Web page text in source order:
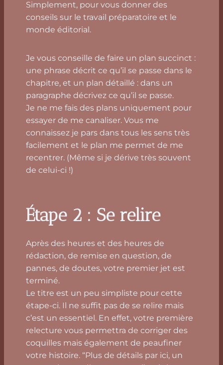
Simplement, pour vous donner des
conseils sur le travail préparatoire et le
monde éditorial.
Je vous conseille de faire un plan succinct :
une phrase décrit ce qu’il se passe dans le
chapitre, et un plan détaillé : dans un
paragraphe décrivez ce qu’il se passe.
Je ne me fais des plans uniquement pour
essayer de me canaliser. Vous me
connaissez je pars dans tous les sens très
facilement et le plan me permet de me
recentrer. (Même si je dérive très souvent
de celui-ci !)
Étape 2 : Se relire
Après des heures et des heures de
rédaction, de remise en question, de
pannes, de doutes, votre premier jet est
terminé.
Le titre est un peu simpliste pour cette
étape-ci. Il ne suffit pas de se relire mais
c’est un essentiel. En effet, votre première
relecture vous permettra de corriger des
coquilles mais également de peaufiner
votre histoire. “Plus de détails par ici, un